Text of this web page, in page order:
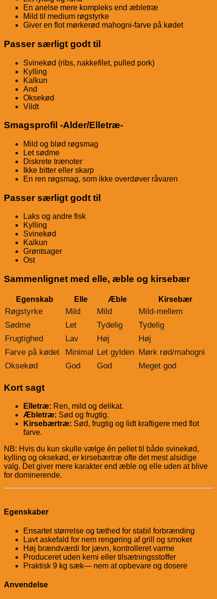
En anelse mere kompleks end æbletræ
Mild til medium røgstyrke
Giver en flot mørkerød mahogni-farve på kødet
Passer særligt godt til
Svinekød (ribs, nakkefilet, pulled pork)
Kylling
Kalkun
And
Oksekød
Vildt
Smagsprofil -Alder/Elletræ-
Mild og blød røgsmag
Let sødme
Diskrete trænoter
Ikke bitter eller skarp
En ren røgsmag, som ikke overdøver råvaren
Passer særligt godt til
Laks og andre fisk
Kylling
Svinekød
Kalkun
Grøntsager
Ost
Sammenlignet med elle, æble og kirsebær
Egenskab Elle Æble Kirsebær
Røgstyrke Mild Mild
Mild-mellem
Sødme
Let Tydelig
Tydelig
Frugtighed
Lav Høj
Høj
Farve på kødet
Minimal Let gylden Mørk rød/mahogni
Oksekød
God God Meget god
Kort sagt
Elletræ: Ren, mild og delikat.
Æbletræ: Sød og frugtig.
Kirsebærtræ: Sød, frugtig og lidt kraftigere med flot
farve.
NB: Hvis du kun skulle vælge én pellet til både svinekød,
kylling og oksekød, er kirsebærtræ ofte det mest alsidige
valg. Det giver mere karakter end æble og elle uden at blive
for dominerende.
Egenskaber
Ensartet størrelse og tæthed for stabil forbrænding
Lavt askefald for nem rengøring af grill og smoker
Høj brændværdi for jævn, kontrolleret varme
Produceret uden kemi eller tilsætningsstoffer
Praktisk 9 kg sæk— nem at opbevare og dosere
Anvendelse